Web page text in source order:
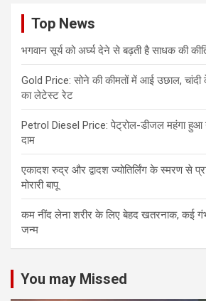
Top News
भगवान सूर्य को अर्घ्य देने से बढ़ती है साधक की
Gold Price: सोने की कीमतों में आई उछाल,
का लेटेस्ट रेट
Petrol Diesel Price: पेट्रोल-डीजल महंगा हुआ
दाम
एकादश रुद्र और द्वादश ज्योतिर्लिंग के स्मरण से
मोरारी बापू
कम नींद लेना शरीर के लिए बेहद खतरनाक, कई
जन्म
You may Missed